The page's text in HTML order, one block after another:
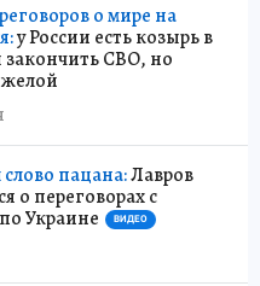
о мире на
у России есть козырь в
СВО, но
пацана:Лавров
о переговорах с
Украине
ВИДЕО